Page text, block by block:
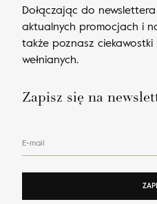
Dołączając do
aktualnych promocjach i
także poznasz
wełnianych.
Zapisz się na
E-mail